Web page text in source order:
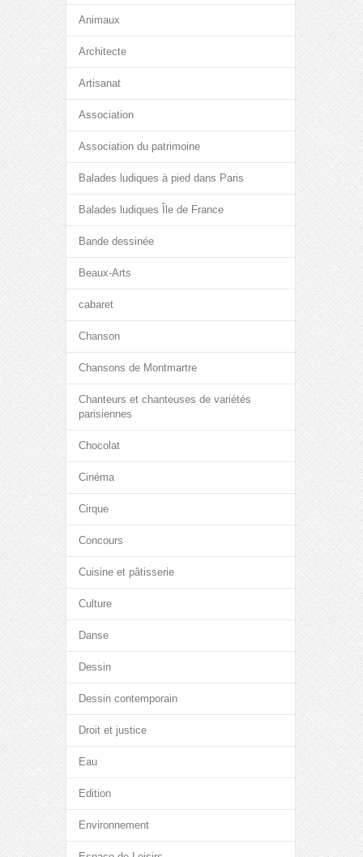
Animaux
Architecte
Artisanat
Association
Association du patrimoine
Balades ludiques à pied dans Paris
Balades ludiques Île de France
Bande dessinée
Beaux-Arts
cabaret
Chanson
Chansons de Montmartre
Chanteurs et chanteuses de variétés
parisiennes
Chocolat
Cinéma
Cirque
Concours
Cuisine et pâtisserie
Culture
Danse
Dessin
Dessin contemporain
Droit et justice
Eau
Edition
Environnement